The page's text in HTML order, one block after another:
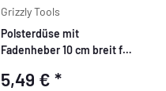
Grizzly Tools
Polsterdüse mit
Fadenheber 10 cm breit für
5,49 € *